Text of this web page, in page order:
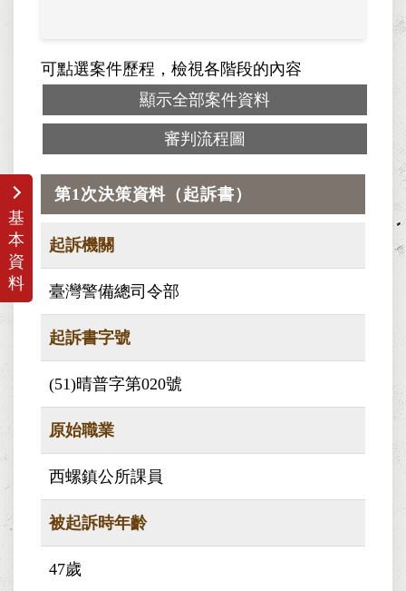
可點選案件歷程，檢視各階段的內容
顯示全部案件資料
審判流程圖
基
本
資
料
第1次決策資料（起訴書）
起訴機關
臺灣警備總司令部
起訴書字號
(51)晴普字第020號
原始職業
西螺鎮公所課員
被起訴時年齡
47歲